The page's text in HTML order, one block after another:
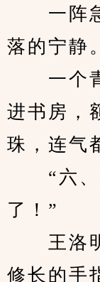
一阵急
落的宁静。
一个青
进书房，
珠，连气
“六、
了！”
王洛明
修长的手